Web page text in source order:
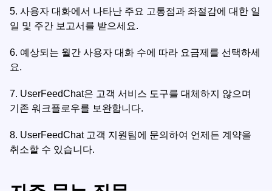
5. 사용자 대화에서 나타난 주요 고통점과 좌절감에 대한 일
일 및 주간 보고서를 받으세요.
6. 예상되는 월간 사용자 대화 수에 따라 요금제를 선택하세
요.
7. UserFeedChat은 고객 서비스 도구를 대체하지 않으며
기존 워크플로우를 보완합니다.
8. UserFeedChat 고객 지원팀에 문의하여 언제든 계약을
취소할 수 있습니다.